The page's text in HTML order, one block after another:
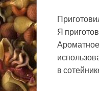
Я
в